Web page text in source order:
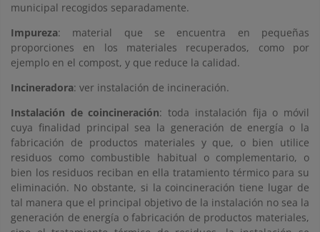
municipal recogidos separadamente.
Impureza: material que se encuentra en pequeñas
proporciones en los materiales recuperados, como por
ejemplo en el compost, y que reduce la calidad.
Incineradora: ver instalación de incineración.
Instalación de coincineración: toda instalación fija o móvil
cuya finalidad principal sea la generación de energía o la
fabricación de productos materiales y que, o bien utilice
residuos como combustible habitual o complementario, o
bien los residuos reciban en ella tratamiento térmico para su
eliminación. No obstante, si la coincineración tiene lugar de
tal manera que el principal objetivo de la instalación no sea la
generación de energía o fabricación de productos materiales,